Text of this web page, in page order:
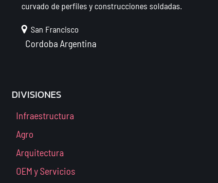
curvado de perfiles y construcciones soldadas.
San Francisco
Cordoba Argentina
DIVISIONES
Infraestructura
Agro
Arquitectura
OEM y Servicios